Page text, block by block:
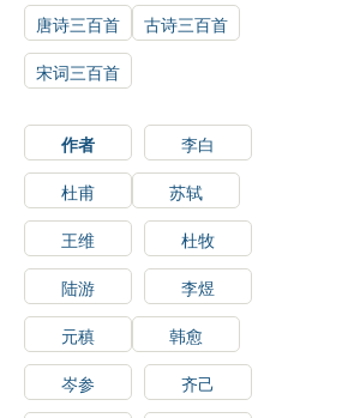
唐诗三百首
古诗三百首
宋词三百首
作者
李白
杜甫
苏轼
王维
杜牧
陆游
李煜
元稹
韩愈
岑参
齐己